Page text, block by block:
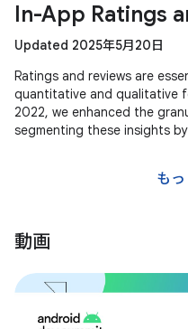
In-App Ratings
Updated 2025年5月20日
Ratings and reviews are
quantitative and qualitative
2022, we enhanced the
segmenting these insights
も
動画